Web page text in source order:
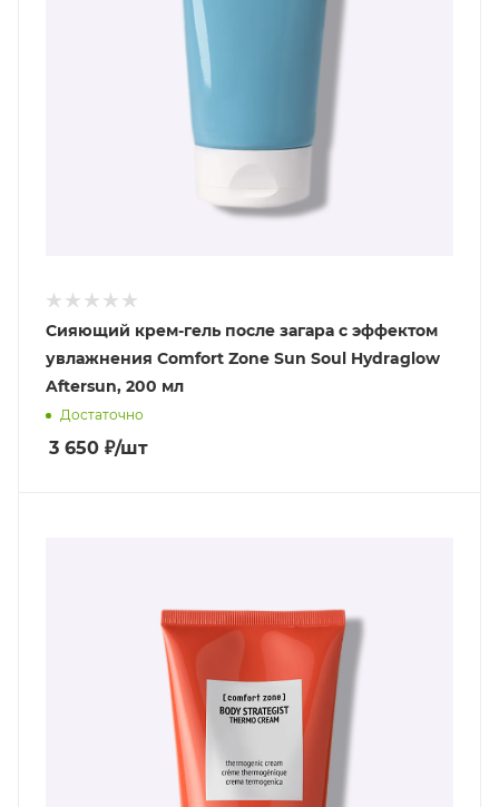
Сияющий крем-гель после загара с эффектом
увлажнения Comfort Zone Sun Soul Hydraglow
Aftersun, 200 мл
Достаточно
3 650 ₽/шт